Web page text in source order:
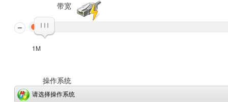
带宽
1M
操作系统
请选择操作系统